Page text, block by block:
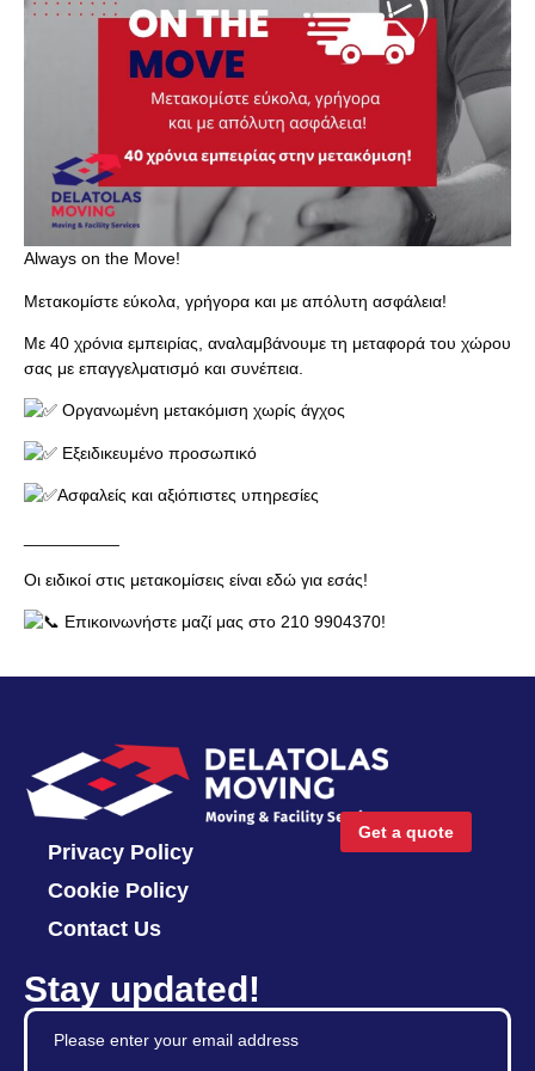
Always on the Move!
Μετακομίστε εύκολα, γρήγορα και με απόλυτη ασφάλεια!
Με 40 χρόνια εμπειρίας, αναλαμβάνουμε τη μεταφορά του χώρου
σας με επαγγελματισμό και συνέπεια.
Οργανωμένη μετακόμιση χωρίς άγχος
Εξειδικευμένο προσωπικό
Ασφαλείς και αξιόπιστες υπηρεσίες
Οι ειδικοί στις μετακομίσεις είναι εδώ για εσάς!
Επικοινωνήστε μαζί μας στο 210 9904370!
Get a quote
Privacy Policy
Cookie Policy
Contact Us
Stay updated!